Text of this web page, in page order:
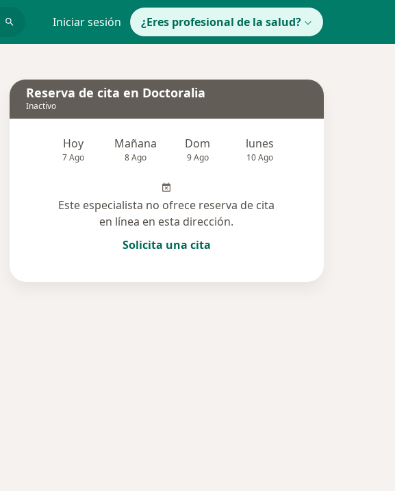
Iniciar sesión ¿Eres profesional de la salud?
Reserva de cita en Doctoralia
Inactivo
Hoy
7 Ago
Mañana
8 Ago
Dom
9 Ago
lunes
10 Ago
Este especialista no ofrece reserva de cita
en línea en esta dirección.
Solicita una cita